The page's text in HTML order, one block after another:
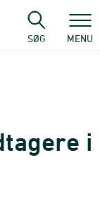
SØG MENU
i